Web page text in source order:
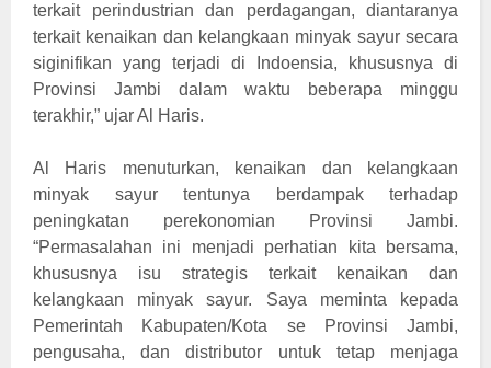
terkait perindustrian dan perdagangan, diantaranya
terkait kenaikan dan kelangkaan minyak sayur secara
siginifikan yang terjadi di Indoensia, khususnya di
Provinsi Jambi dalam waktu beberapa minggu
terakhir,” ujar Al Haris.
Al Haris menuturkan, kenaikan dan kelangkaan
minyak sayur tentunya berdampak terhadap
peningkatan perekonomian Provinsi Jambi.
“Permasalahan ini menjadi perhatian kita bersama,
khususnya isu strategis terkait kenaikan dan
kelangkaan minyak sayur. Saya meminta kepada
Pemerintah Kabupaten/Kota se Provinsi Jambi,
pengusaha, dan distributor untuk tetap menjaga